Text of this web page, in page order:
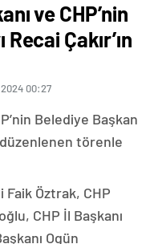
ve CHP’nin
Çakır’ın
00:27
Belediye Başkan
düzenlenen törenle
Faik Öztrak, CHP
CHP İl Başkanı
Ogün